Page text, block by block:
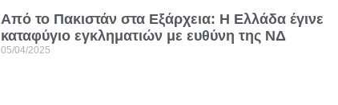
Από το Πακιστάν στα Εξάρχεια: Η Ελλάδα έγινε
καταφύγιο εγκληματιών με ευθύνη της ΝΔ
05/04/2025